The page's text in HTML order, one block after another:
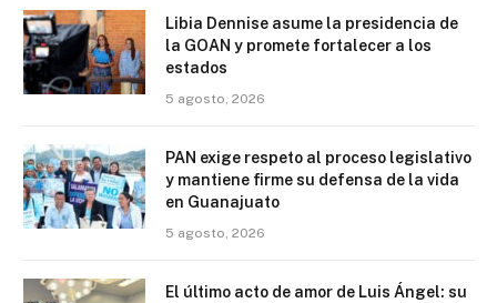
Libia Dennise asume la presidencia de
la GOAN y promete fortalecer a los
estados
5 agosto, 2026
PAN exige respeto al proceso legislativo
y mantiene firme su defensa de la vida
en Guanajuato
5 agosto, 2026
El último acto de amor de Luis Ángel: su